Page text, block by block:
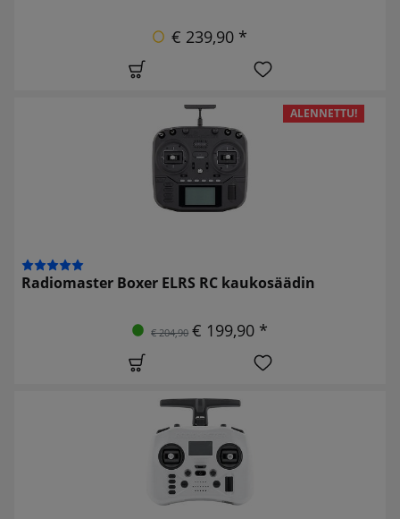
€ 239,90 *
ALENNETTU!
Radiomaster Boxer ELRS RC kaukosäädin
€ 204,90 € 199,90 *